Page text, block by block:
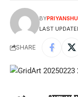
LAST
BY
SHARE